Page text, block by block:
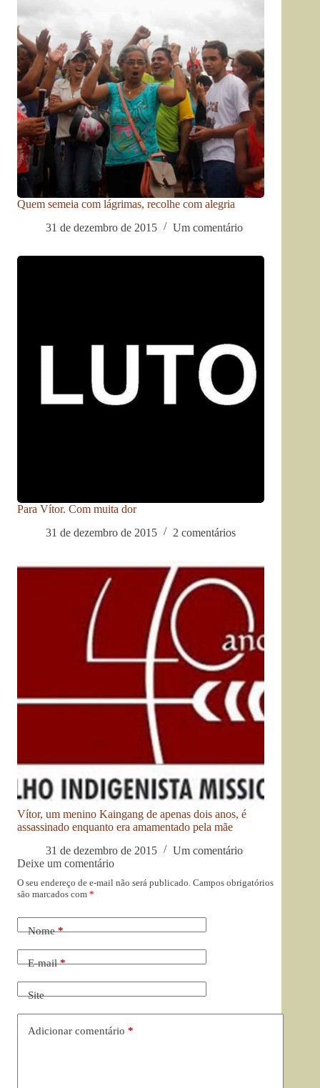
Quem semeia com lágrimas, recolhe com alegria
31 de dezembro de 2015
Um comentário
Para Vítor. Com muita dor
31 de dezembro de 2015
2 comentários
Vítor, um menino Kaingang de apenas dois anos, é
assassinado enquanto era amamentado pela mãe
31 de dezembro de 2015
Um comentário
Deixe um comentário
O seu endereço de e-mail não será publicado. Campos obrigatórios
são marcados com *
Nome*
E-mail*
Site
Adicionar comentário *